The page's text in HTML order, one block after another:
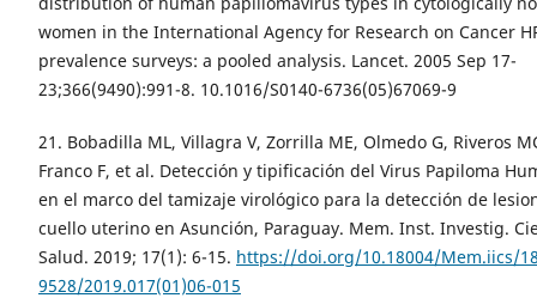
women in the International Agency for Research on Cancer
prevalence surveys: a pooled analysis. Lancet. 2005 Sep 17-
23;366(9490):991-8. 10.1016/S0140-6736(05)67069-9
21. Bobadilla ML, Villagra V, Zorrilla ME, Olmedo G, Riveros
Franco F, et al. Detección y tipificación del Virus Papiloma
en el marco del tamizaje virológico para la detección de
cuello uterino en Asunción, Paraguay. Mem. Inst. Investig.
Salud. 2019; 17(1): 6-15. https://doi.org/10.18004/Mem.iics/
9528/2019.017(01)06-015